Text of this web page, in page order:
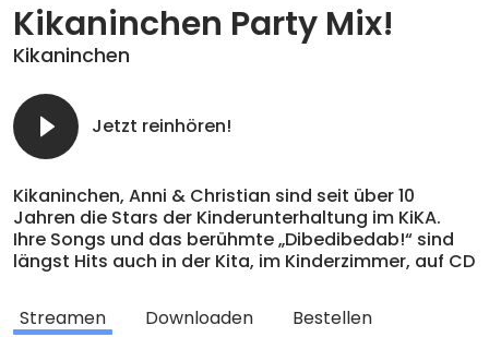
Kikaninchen Party Mix!
Kikaninchen
Jetzt reinhören!
Kikaninchen, Anni & Christian sind seit über 10
Jahren die Stars der Kinderunterhaltung im KiKA.
Ihre Songs und das berühmte „Dibedibedab!“ sind
längst Hits auch in der Kita, im Kinderzimmer, auf CD
Kikaninchen das erste echte Remix-Album für Kinder
UND Erwachsene! Diese Beats und Grooves gehen
Streamen Downloaden Bestellen